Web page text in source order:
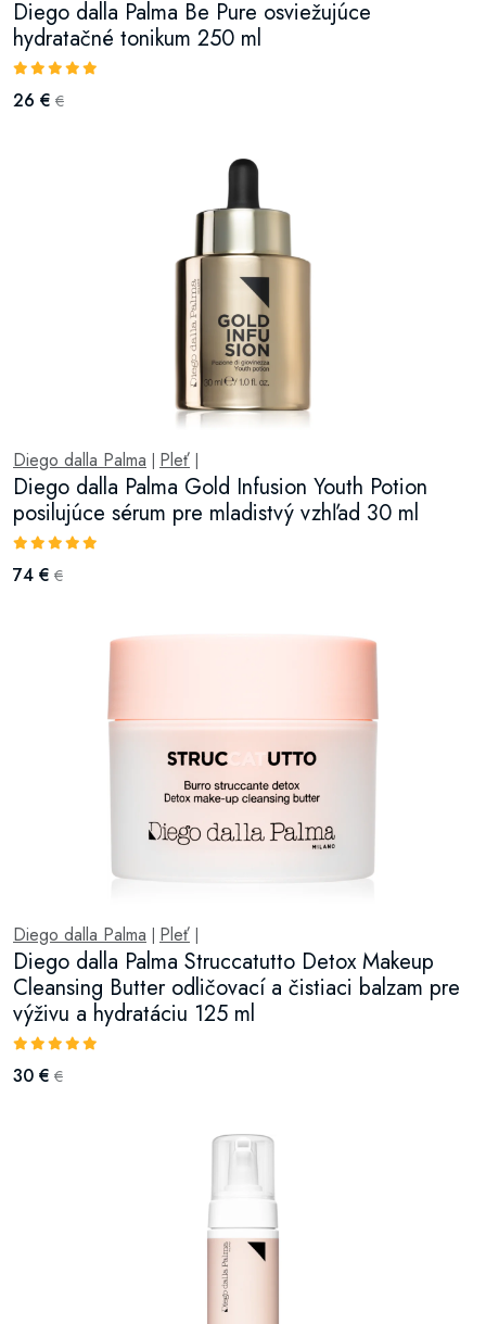
Diego dalla Palma Be Pure osviežujúce
hydratačné tonikum 250 ml
26 € €
Diego dalla Palma Pleť
Diego dalla Palma Gold Infusion Youth Potion
posilujúce sérum pre mladistvý vzhľad 30 ml
74 € €
Diego dalla Palma Pleť
Diego dalla Palma Struccatutto Detox Makeup
Cleansing Butter odličovací a čistiaci balzam pre
výživu a hydratáciu 125 ml
30 € €